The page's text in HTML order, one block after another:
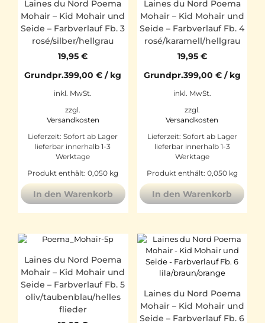
Laines du Nord Poema
Mohair – Kid Mohair und
Seide – Farbverlauf Fb. 3
rosé/silber/hellgrau
19,95€
Grundpr.399,00€ / kg
inkl. MwSt.
zzgl.
Versandkosten
Lieferzeit:Sofort ab Lager
lieferbar innerhalb 1-3
Werktage
Produkt enthält: 0,050 kg
In den Warenkorb
Laines du Nord Poema
Mohair – Kid Mohair und
Seide – Farbverlauf Fb. 4
rosé/karamell/hellgrau
19,95 €
Grundpr.399,00 €/ kg
inkl. MwSt.
zzgl.
Versandkosten
Lieferzeit: Sofort ab Lager
lieferbar innerhalb 1-3
Werktage
Produkt enthält: 0,050 kg
In den Warenkorb
Laines du Nord Poema
Mohair – Kid Mohair und
Seide – Farbverlauf Fb. 5
oliv/taubenblau/helles
flieder
Laines du Nord Poema
Mohair – Kid Mohair und
Seide – Farbverlauf Fb. 6